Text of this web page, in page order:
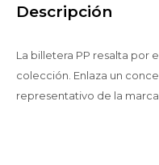
Descripción
La billetera PP resalta por
colección. Enlaza un
representativo de la marca.